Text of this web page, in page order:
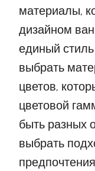
материалы,
дизайном
единый
выбрать
цветов,
цветовой
быть разных
выбрать